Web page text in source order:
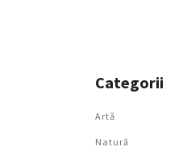
Categorii
Artǎ
Natură